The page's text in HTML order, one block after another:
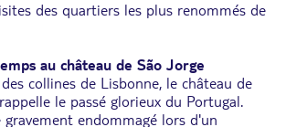
des quartiers les plus renommés de
au château de São Jorge
collines de Lisbonne, le château de
le passé glorieux du Portugal.
endommagé lors d'un